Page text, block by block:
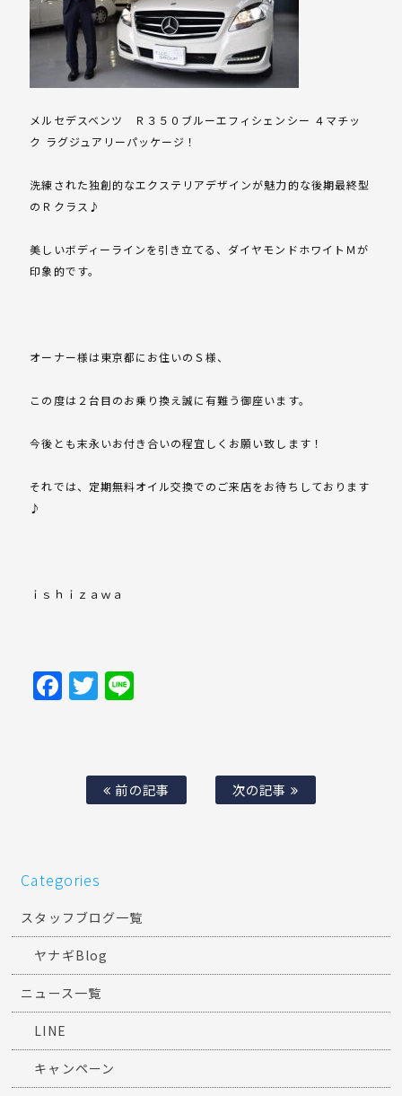
メルセデスベンツ Ｒ３５０ブルーエフィシェンシー ４マチッ
ク ラグジュアリーパッケージ！
洗練された独創的なエクステリアデザインが魅力的な後期最終型
のＲクラス♪
美しいボディーラインを引き立てる、ダイヤモンドホワイトＭが
印象的です。
オーナー様は東京都にお住いのＳ様、
この度は２台目のお乗り換え誠に有難う御座います。
今後とも末永いお付き合いの程宜しくお願い致します！
それでは、定期無料オイル交換でのご来店をお待ちしております
♪
ｉｓｈｉｚａｗａ
Facebook
Twitter
前の記事 次の記事
Categories
スタッフブログ一覧
ヤナギBlog
ニュース一覧
LINE
キャンペーン